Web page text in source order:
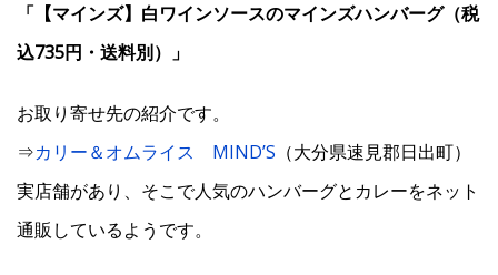
「【マインズ】白ワインソースのマインズハンバーグ（税
込735円・送料別）」
お取り寄せ先の紹介です。
⇒カリー＆オムライス MIND’S （大分県速見郡日出町）
実店舗があり、そこで人気のハンバーグとカレーをネット
通販しているようです。